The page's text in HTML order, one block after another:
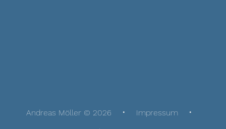
Andreas Möller © 2026
Impressum